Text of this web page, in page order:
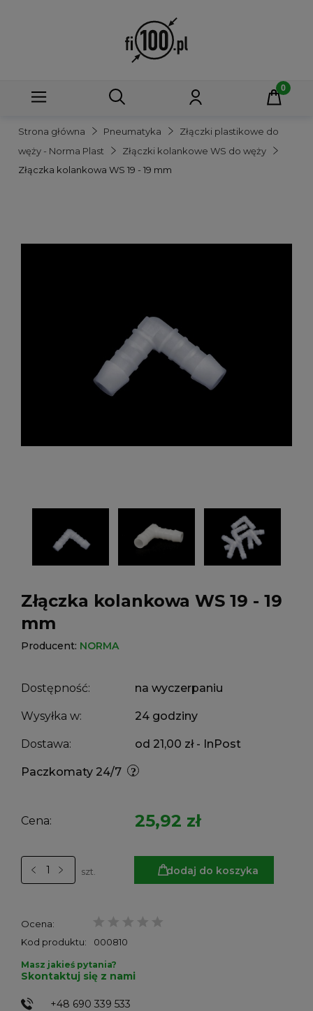
Strona główna Pneumatyka
Złączki plastikowe do
węży - Norma Plast
Złączki kolankowe WS do węży
Złączka kolankowa WS 19 - 19 mm
Złączka kolankowa WS 19 - 19
mm
Producent: NORMA
Dostępność: na wyczerpaniu
Wysyłka w: 24 godziny
Dostawa: od 21,00 zł - InPost
Paczkomaty 24/7
Cena: 25,92 zł
szt. dodaj do koszyka
Ocena:
Kod produktu:
000810
Masz jakieś pytania?
Skontaktuj się z nami
+48 690 339 533